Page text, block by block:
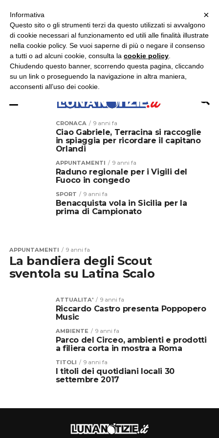
ASCOLTA RADIO LUNA
CRONACA 9 anni fa
Ciao Gabriele, Terracina si raccoglie
in spiaggia per ricordare il capitano
Orlandi
APPUNTAMENTI 9 anni fa
Raduno regionale per i Vigili del
Fuoco in congedo
SPORT 9 anni fa
Benacquista vola in Sicilia per la
prima di Campionato
APPUNTAMENTI 9 anni fa
La bandiera degli Scout
sventola su Latina Scalo
ATTUALITA' 9 anni fa
Riccardo Castro presenta Poppopero
Music
AMBIENTE 9 anni fa
Parco del Circeo, ambienti e prodotti
a filiera corta in mostra a Roma
TITOLI 9 anni fa
I titoli dei quotidiani locali 30
settembre 2017
×
×
Informativa
Questo sito o gli strumenti terzi da questo utilizzati si avvalgono
di cookie necessari al funzionamento ed utili alle finalità illustrate
nella cookie policy. Se vuoi saperne di più o negare il consenso
a tutti o ad alcuni cookie, consulta la cookie policy
Chiudendo questo banner, scorrendo questa pagina, cliccando
su un link o proseguendo la navigazione in altra maniera,
acconsenti all’uso dei cookie.